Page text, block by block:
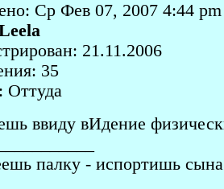
Ср Фев 07, 2007 4:44 pm
21.11.2006
35
Оттуда
ввиду вИдение
палку - испортишь